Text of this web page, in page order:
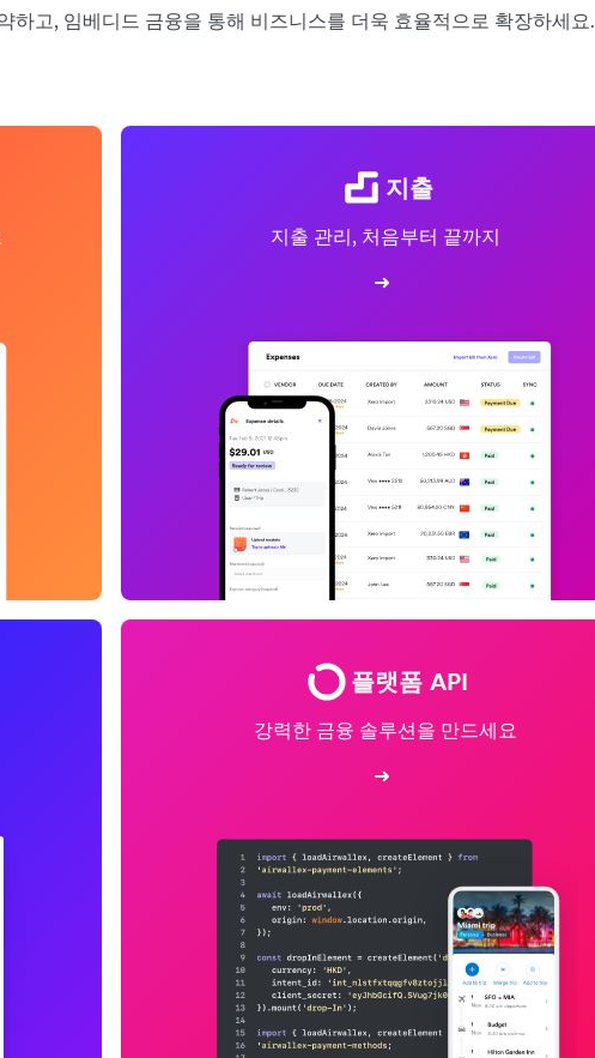
하고, 임베디드 금융을 통해 비즈니스를 더욱 효율적으로 확장하세요.
지출
지출 관리, 처음부터 끝까지
플랫폼 API
강력한 금융 솔루션을 만드세요